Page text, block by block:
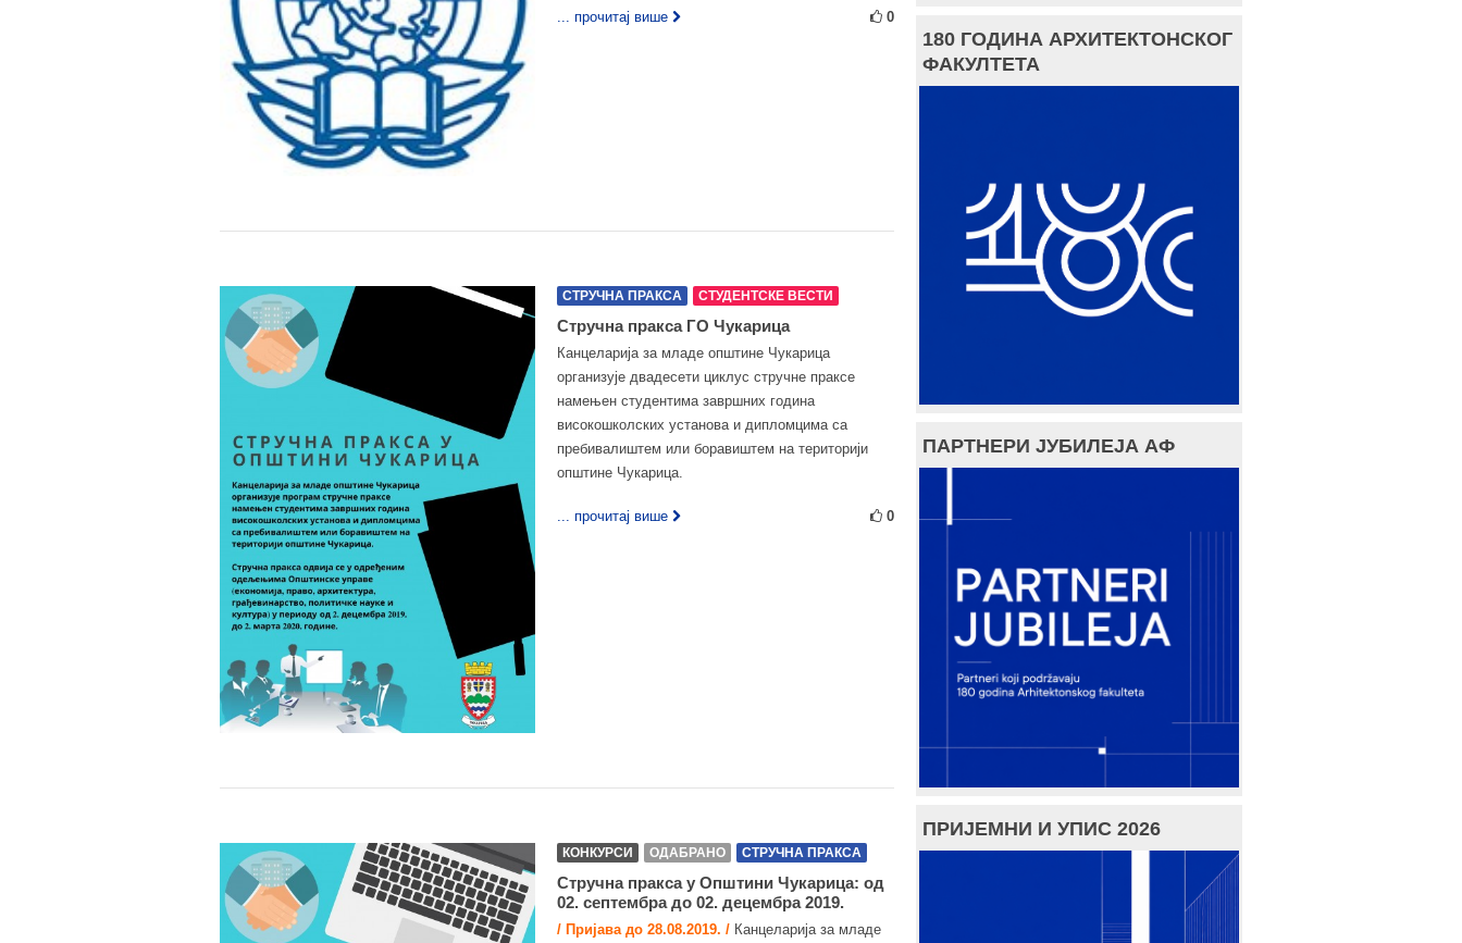
... прочитај више 0
СТРУЧНА ПРАКСА СТУДЕНТСКЕ ВЕСТИ
Стручна пракса ГO Чукарица
Канцеларија за младе општине Чукарица
организује двадесети циклус стручне праксе
намењен студентима завршних година
високошколских установа и дипломцима са
пребивалиштем или боравиштем на територији
општине Чукарица.
... прочитај више 0
КОНКУРСИ ОДАБРАНО СТРУЧНА ПРАКСА
Стручна пракса у Општини Чукарица: од
02. септембра до 02. децембра 2019.
/ Пријава до 28.08.2019. / Канцеларија за младе
180 ГОДИНА АРХИТЕКТОНСКОГ
ФАКУЛТЕТА
ПАРТНЕРИ ЈУБИЛЕЈА АФ
ПРИЈЕМНИ И УПИС 2026